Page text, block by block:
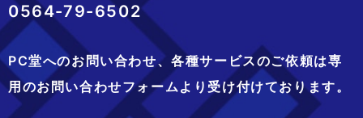
0564-79-6502
PC堂へのお問い合わせ、各種サービスのご依頼は専
用のお問い合わせフォームより 受け付けております。